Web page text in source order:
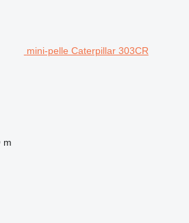
mini-pelle Caterpillar 303CR
m